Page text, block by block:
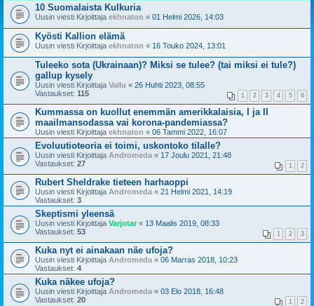
10 Suomalaista Kulkuria
Uusin viesti Kirjoittaja ekhnaton « 01 Helmi 2026, 14:03
Kyösti Kallion elämä
Uusin viesti Kirjoittaja ekhnaton « 16 Touko 2024, 13:01
Tuleeko sota (Ukrainaan)? Miksi se tulee? (tai miksi ei tule?)
gallup kysely
Uusin viesti Kirjoittaja Vallu « 26 Huhti 2023, 08:55
Vastaukset: 115 1 2 3 4 5 6
Kummassa on kuollut enemmän amerikkalaisia, I ja II
maailmansodassa vai korona-pandemiassa?
Uusin viesti Kirjoittaja ekhnaton « 06 Tammi 2022, 16:07
Evoluutioteoria ei toimi, uskontoko tilalle?
Uusin viesti Kirjoittaja Andromeda « 17 Joulu 2021, 21:48
Vastaukset: 27 1 2
Rubert Sheldrake tieteen harhaoppi
Uusin viesti Kirjoittaja Andromeda « 21 Helmi 2021, 14:19
Vastaukset: 3
Skeptismi yleensä
Uusin viesti Kirjoittaja Varjotar « 13 Maalis 2019, 08:33
Vastaukset: 53 1 2 3
Kuka nyt ei ainakaan näe ufoja?
Uusin viesti Kirjoittaja Andromeda « 06 Marras 2018, 10:23
Vastaukset: 4
Kuka näkee ufoja?
Uusin viesti Kirjoittaja Andromeda « 03 Elo 2018, 16:48
Vastaukset: 20 1 2